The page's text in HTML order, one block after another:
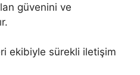
güvenini ve
ekibiyle sürekli iletişim